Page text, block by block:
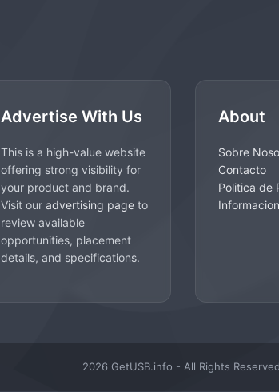
Advertise With Us
This is a high-value website
offering strong visibility for
your product and brand.
Visit our advertising pageto
review available
opportunities, placement
details, and specifications.
About
Sobre
Contacto
Politica de
2026 GetUSB.info - All Rights